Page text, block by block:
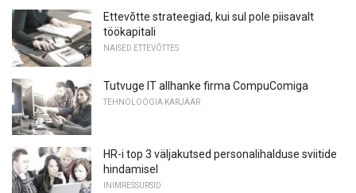
Ettevõtte strateegiad, kui sul pole piisavalt
töökapitali
NAISED ETTEVÕTTES
Tutvuge IT allhanke firma CompuComiga
TEHNOLOOGIA KARJÄÄR
HR-i top 3 väljakutsed personalihalduse sviitide
hindamisel
INIMRESSURSID